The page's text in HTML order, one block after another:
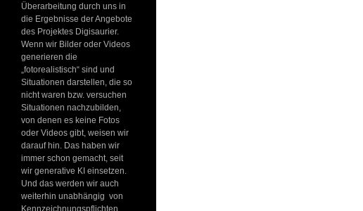
Überarbeitung durch uns in
die Ergebnisse der Angebote
des Projektes Digisaurier.
Wenn wir Bilder oder Videos
generieren die
„fotorealistisch“ sind und
Situationen darstellen, die so
nicht waren bzw. versuchen
Situationen nachzubilden,
von denen es keine Fotos
oder Videos gibt, weisen wir
darauf hin. Das haben wir
immer schon gemacht, seit
wir generative KI einsetzen.
Und das werden wir auch
weiterhin unabhängig von
Kennzeichnungspflichten